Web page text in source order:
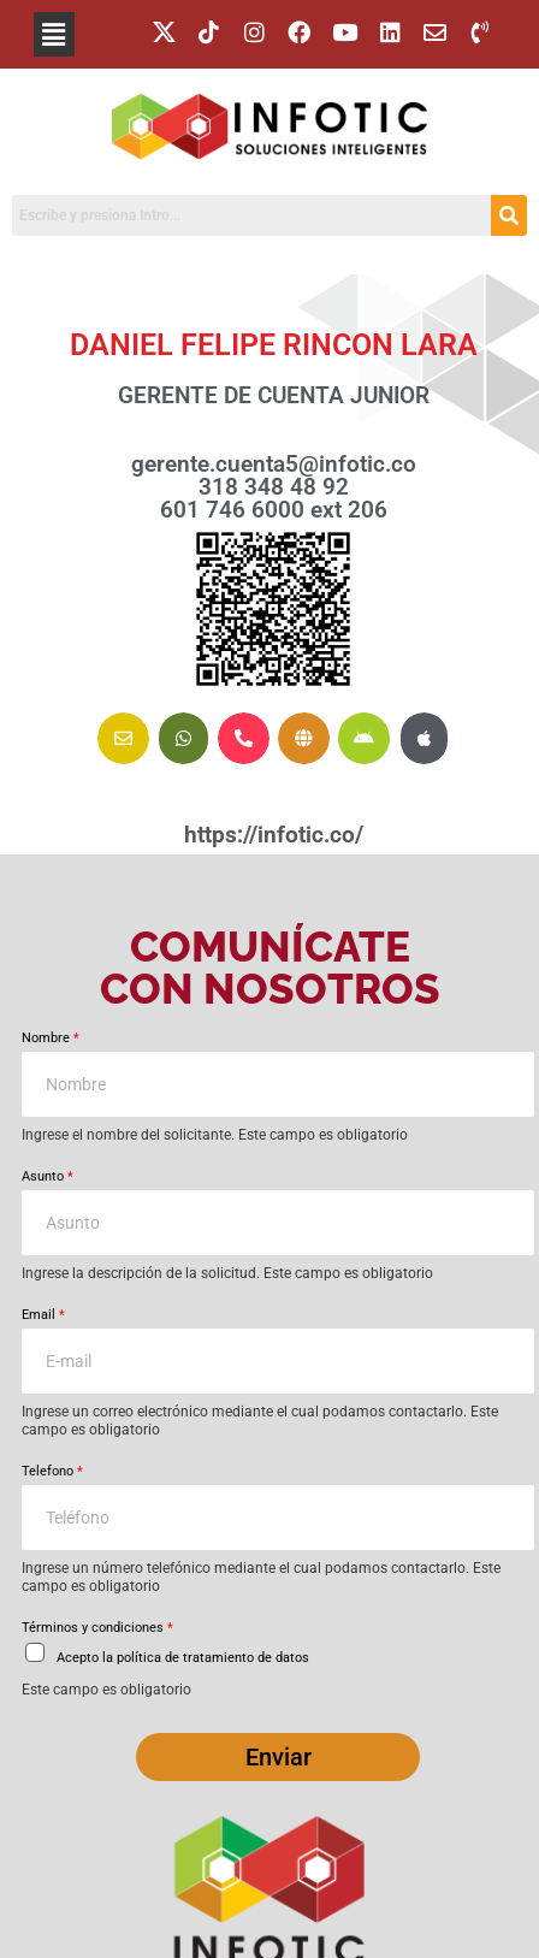
DANIEL FELIPE RINCON LARA
GERENTE DE CUENTA JUNIOR
gerente.cuenta5@infotic.co
318 348 48 92
601 746 6000 ext 206
https://infotic.co/
COMUNÍCATE
CON NOSOTROS
Nombre *
Ingrese el nombre del solicitante. Este campo es obligatorio
Asunto *
Ingrese la descripción de la solicitud. Este campo es obligatorio
Email *
Ingrese un correo electrónico mediante el cual podamos contactarlo. Este
campo es obligatorio
Telefono *
Ingrese un número telefónico mediante el cual podamos contactarlo. Este
campo es obligatorio
Términos y condiciones *
Acepto la política de tratamiento de datos
Este campo es obligatorio
Enviar